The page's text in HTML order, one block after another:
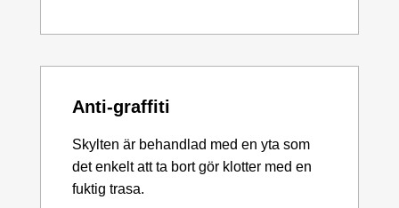
Anti-graffiti
Skylten är behandlad med en yta som
det enkelt att ta bort gör klotter med en
fuktig trasa.